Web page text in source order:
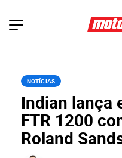
NOTÍCIAS
Indian lança
FTR 1200
Roland